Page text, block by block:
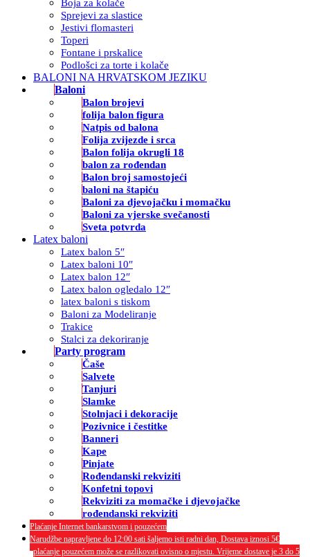
Boja za kolače
Sprejevi za slastice
Jestivi flomasteri
Toperi
Fontane i prskalice
Podlošci za torte i kolače
BALONI NA HRVATSKOM JEZIKU
Baloni
Balon brojevi
folija balon figura
Natpis od balona
Folija zvijezde i srca
Balon folija okrugli 18
balon za rođendan
Balon broj samostojeći
baloni na štapiću
Baloni za djevojačku i momačku
Baloni za vjerske svečanosti
Sveta potvrda
Latex baloni
Latex balon 5″
Latex baloni 10″
Latex balon 12″
Latex balon ogledalo 12″
latex baloni s tiskom
Baloni za Modeliranje
Trakice
Stalci za dekoriranje
Party program
Čaše
Salvete
Tanjuri
Slamke
Stolnjaci i dekoracije
Pozivnice i čestitke
Banneri
Kape
Pinjate
Rođendanski rekviziti
Konfetni topovi
Rekviziti za momačke i djevojačke
rođendanski rekviziti
Plaćanje Internet bankarstvom i pouzećem
Narudžbe napravljene do 12:00 sati šaljemo isti radni dan, Dostava iznosi 5€
plaćanje pouzećem može se razlikovati ovisno o mjestu. Vrijeme dostave je 3 do 5